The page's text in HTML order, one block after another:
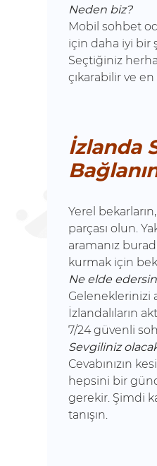
Neden biz?
Mobil sohbet
için daha iyi bir
Seçtiğiniz
çıkarabilir ve
İzlanda
Yerel
parçası olun.
aramanız
kurmak için
Ne elde
Geleneklerinizi
İzlandalıların
7/24 güvenli
Sevgiliniz
Cevabınızın
hepsini bir
gerekir. Şimdi
tanışın.